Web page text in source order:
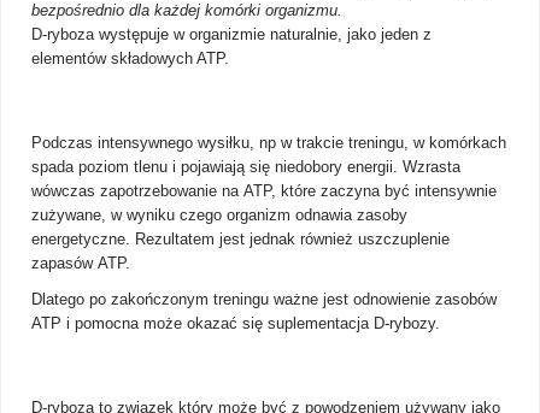
bezpośrednio dla każdej komórki organizmu.
D-rybozawystępuje w organizmie naturalnie, jako jeden z
elementów składowych ATP.
Podczas intensywnego wysiłku, np w trakcie treningu, w komórkach
spada poziom tlenu i pojawiają się niedobory energii. Wzrasta
wówczas zapotrzebowanie na ATP, które zaczyna być intensywnie
zużywane, w wyniku czego organizm odnawia zasoby
energetyczne. Rezultatem jest jednak również uszczuplenie
zapasów ATP.
Dlatego po zakończonym treningu ważne jest odnowienie zasobów
ATP i pomocna może okazać się suplementacja D-rybozy.
D-rybozato związek który może być z powodzeniem używany jako